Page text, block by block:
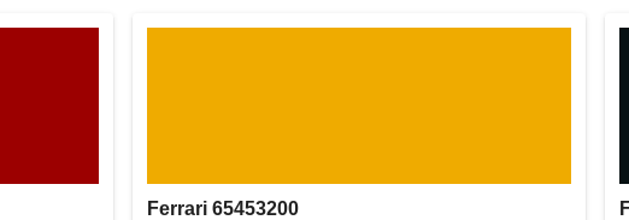
Ferrari 65453200